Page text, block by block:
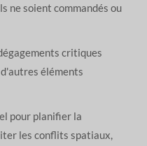
ne soient commandés ou
critiques
éléments
pour planifier la
les conflits spatiaux,